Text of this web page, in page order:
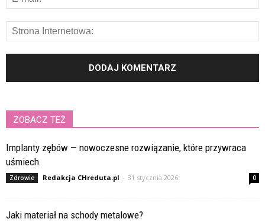
ZOBACZ TEŻ
Implanty zębów — nowoczesne rozwiązanie, które przywraca
uśmiech
Zdrowie Redakcja CHreduta.pl - 31 stycznia 2026 0
Jaki materiał na schody metalowe?